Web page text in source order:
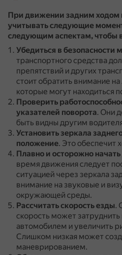
При движении задним ходом
учитывать следующие
следующим аспектам, чтобы
Убедиться в безопасности
транспортного средства
препятствий и других
стоит обратить внимание
которые могут находиться
Проверить
указателей поворота. Они
быть видны другим
Установить зеркала
положение. Это обеспечит
Плавно и осторожно
время движения следует
ситуацией через зеркала
внимание на звуковые и
окружающей среды.
Рассчитать скорость езды.
скорость может затруднить
автомобилем и увеличить
Слишком низкая может
маневрированием.